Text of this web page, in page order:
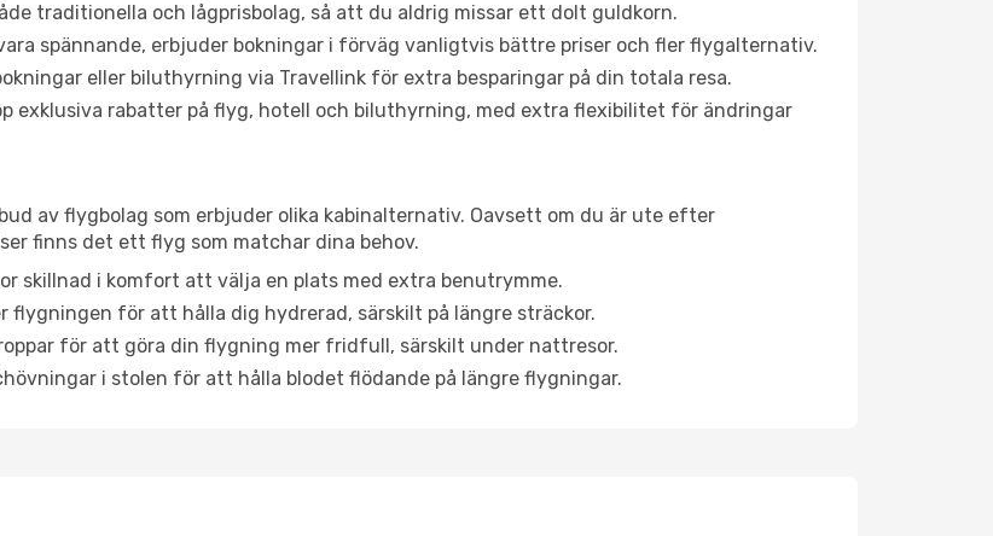
traditionella och lågprisbolag, så att du aldrig missar ett dolt guldkorn.
spännande, erbjuder bokningar i förväg vanligtvis bättre priser och fler flygalternativ.
eller biluthyrning via Travellink för extra besparingar på din totala resa.
exklusiva rabatter på flyg, hotell och biluthyrning, med extra flexibilitet för ändringar
av flygbolag som erbjuder olika kabinalternativ. Oavsett om du är ute efter
finns det ett flyg som matchar dina behov.
skillnad i komfort att välja en plats med extra benutrymme.
flygningen för att hålla dig hydrerad, särskilt på längre sträckor.
för att göra din flygning mer fridfull, särskilt under nattresor.
i stolen för att hålla blodet flödande på längre flygningar.